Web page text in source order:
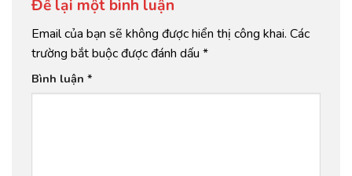
Để lại một bình luận
Email của bạn sẽ không được hiển thị công khai. Các
trường bắt buộc được đánh dấu *
Bình luận *